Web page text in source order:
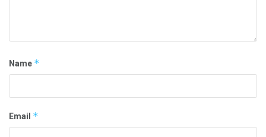
Name *
Email *